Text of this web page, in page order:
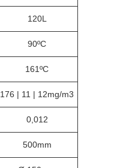
120L
90ºC
161ºC
176 | 11 | 12mg/m3
0,012
500mm